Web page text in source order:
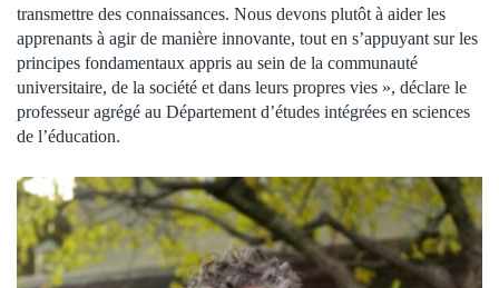
transmettre des connaissances. Nous devons plutôt à aider les
apprenants à agir de manière innovante, tout en s’appuyant sur les
principes fondamentaux appris au sein de la communauté
universitaire, de la société et dans leurs propres vies », déclare le
professeur agrégé au Département d’études intégrées en sciences
de l’éducation.